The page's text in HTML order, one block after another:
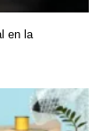
en la